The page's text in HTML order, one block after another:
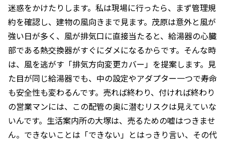
迷惑をかけたりします。私は現場に行ったら、まず管理規
約を確認し、建物の風向きまで見ます。茂原は意外と風が
強い日が多く、風が排気口に直接当たると、給湯器の心臓
部である熱交換器がすぐにダメになるからです。そんな時
は、風を逃がす「排気方向変更カバー」を提案します。見
た目が同じ給湯器でも、中の設定やアダプター一つで寿命
も安全性も変わるんです。売れば終わり、付ければ終わり
の営業マンには、この配管の奥に潜むリスクは見えていな
いんです。生活案内所の大塚は、売るための嘘はつきませ
ん。できないことは「できない」とはっきり言い、その代